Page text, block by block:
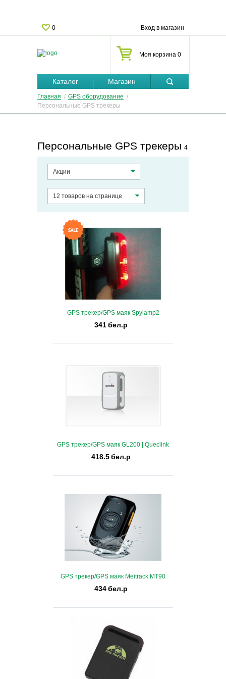
0 Вход в магазин
Моя корзина 0
Каталог Магазин
Главная / GPS оборудование /
Персональные GPS трекеры
Персональные GPS трекеры 4
Акции
12 товаров на странице
GPS трекер/GPS маяк Spylamp2
341 бел.р
Купить
GPS трекер/GPS маяк GL200 | Queclink
418.5 бел.р
Купить
В избранные
GPS трекер/GPS маяк Meitrack MT90
434 бел.р
Купить
В избранные